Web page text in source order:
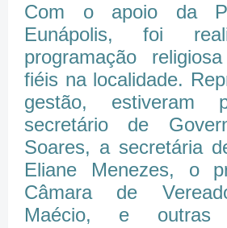
Com o apoio da
Eunápolis, foi
programação
fiéis na localidade.
gestão, estiveram
secretário de
Soares, a secretária
Eliane Menezes, o
Câmara de
Maécio, e outras